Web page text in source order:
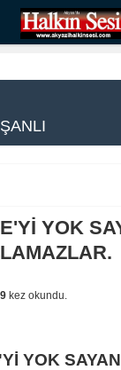
YOK
kez okundu.
YOK